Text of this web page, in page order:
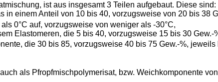
ist aus insgesamt 3 Teilen aufgebaut. Diese sind:
in einem Anteil von 10 bis 40, vorzugsweise von 20 bis
0°C auf, vorzugsweise von weniger als -30°C,
Elastomeren, die 5 bis 40, vorzugsweise 15 bis 30
die 30 bis 85, vorzugsweise 40 bis 75 Gew.-%, jeweils
als Pfropfmischpolymerisat, bzw. Weichkomponente